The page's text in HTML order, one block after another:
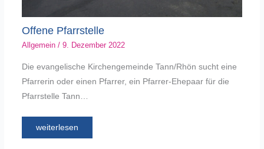
Offene Pfarrstelle
Allgemein/ 9. Dezember 2022
Die evangelische Kirchengemeinde Tann/Rhön sucht eine
Pfarrerin oder einen Pfarrer, ein Pfarrer-Ehepaar für die
Pfarrstelle Tann…
weiterlesen